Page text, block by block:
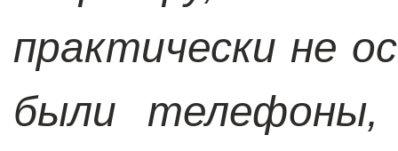
практически не
были телефоны,